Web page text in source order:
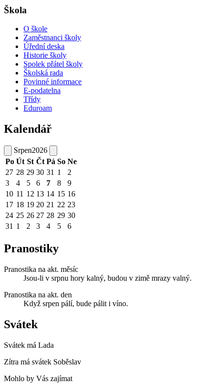
Škola
O škole
Zaměstnanci školy
Úřední deska
Historie školy
Spolek přátel školy
Školská rada
Povinné informace
E-podatelna
Třídy
Eduroam
Kalendář
Srpen2026
Po Út St Čt Pá So Ne
27 28 29 30 31 1
2
3
4 5 6 7 8
9
10 11 12 13 14 15 16
17 18 19 20 21 22 23
24 25 26 27 28 29 30
31 1 2 3 4 5 6
Pranostiky
Pranostika na akt. měsíc
Jsou-li v srpnu hory kalný, budou v zimě mrazy valný.
Pranostika na akt. den
Když srpen pálí, bude pálit i víno.
Svátek
Svátek má Lada
Zítra má svátek Soběslav
Mohlo by Vás zajímat